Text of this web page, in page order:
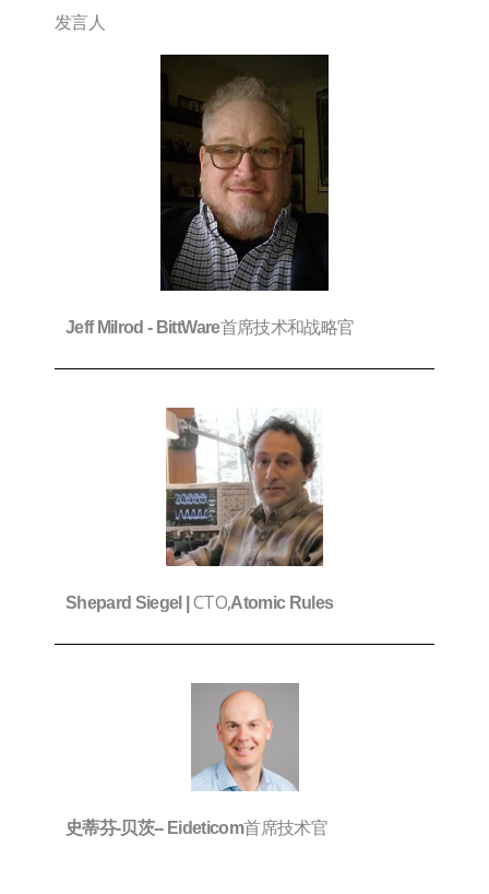
发言人
Jeff Milrod - BittWare首席技术和战略官
Shepard Siegel |CTO,Atomic Rules
史蒂芬-贝茨-- Eideticom首席技术官